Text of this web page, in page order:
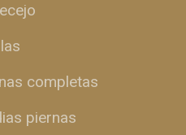
completas
piernas